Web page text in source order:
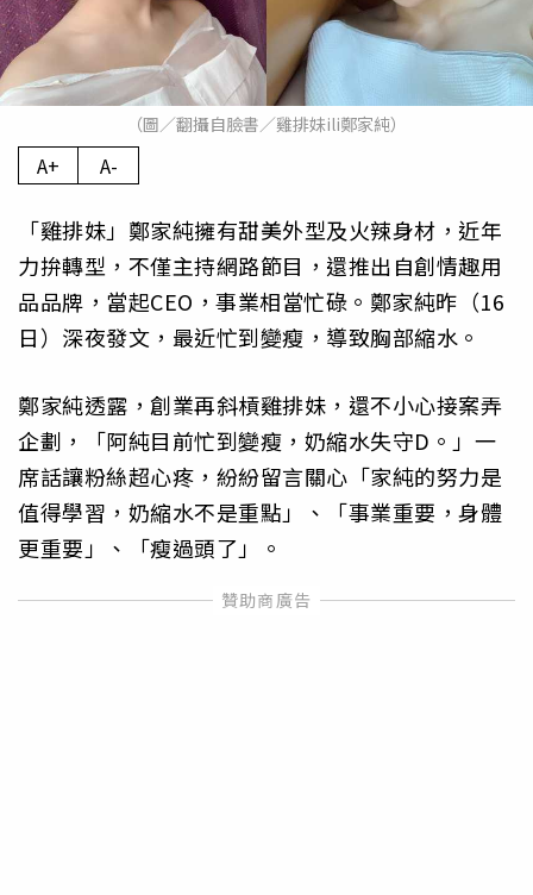
（圖／翻攝自臉書／雞排妹ili鄭家純）
A+ A-
「雞排妹」鄭家純擁有甜美外型及火辣身材，近年
力拚轉型，不僅主持網路節目，還推出自創情趣用
品品牌，當起CEO，事業相當忙碌。鄭家純昨（16
日）深夜發文，最近忙到變瘦，導致胸部縮水。
鄭家純透露，創業再斜槓雞排妹，還不小心接案弄
企劃，「阿純目前忙到變瘦，奶縮水失守D。」一
席話讓粉絲超心疼，紛紛留言關心「家純的努力是
值得學習，奶縮水不是重點」、「事業重要，身體
更重要」、「瘦過頭了」。